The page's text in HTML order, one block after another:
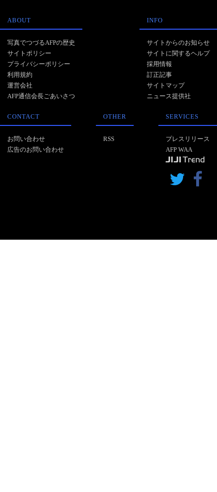
ABOUT
写真でつづるAFPの歴史
サイトポリシー
プライバシーポリシー
利用規約
運営会社
AFP通信会長ごあいさつ
INFO
サイトからのお知らせ
サイトに関するヘルプ
採用情報
訂正記事
サイトマップ
ニュース提供社
CONTACT
お問い合わせ
広告のお問い合わせ
OTHER
RSS
SERVICES
プレスリリース
AFP WAA